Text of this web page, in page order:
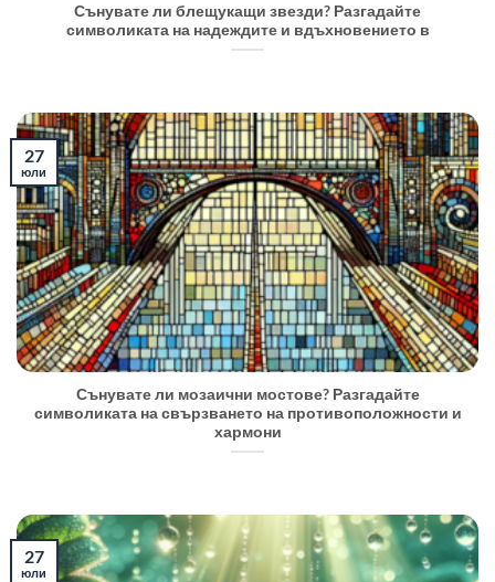
Сънувате ли блещукащи звезди? Разгадайте
символиката на надеждите и вдъхновението в
Сънувате ли мозаични мостове? Разгадайте
символиката на свързването на противоположности и
хармони
27
юли
27
юли